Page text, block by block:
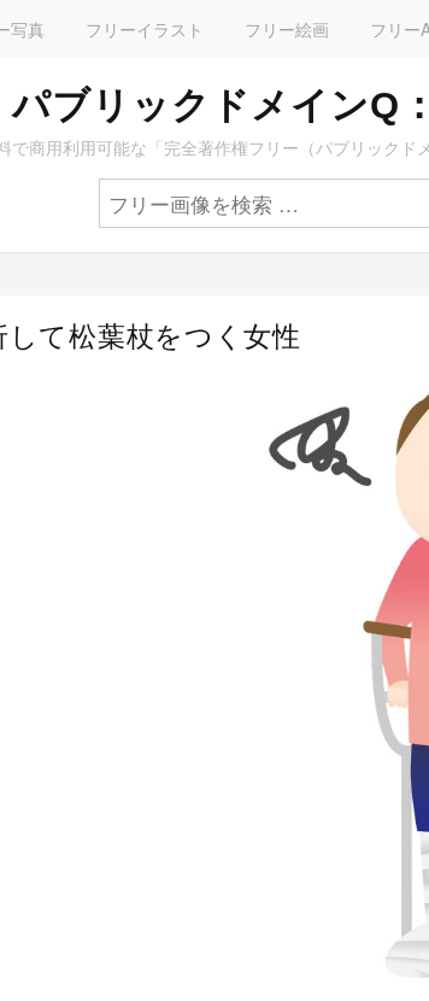
写真 フリーイラスト フリー絵画 フリー
パブリックドメインQ
で商用利用可能な「完全著作権フリー（パブリックド
て松葉杖をつく女性